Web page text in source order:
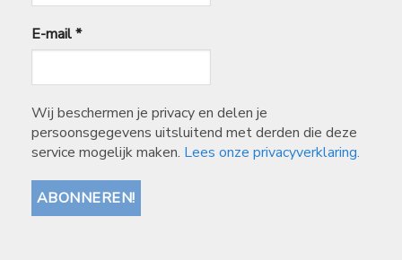
E-mail*
Wij beschermen je privacy en delen je
persoonsgegevens uitsluitend met derden die deze
service mogelijk maken. Lees onze privacyverklaring.